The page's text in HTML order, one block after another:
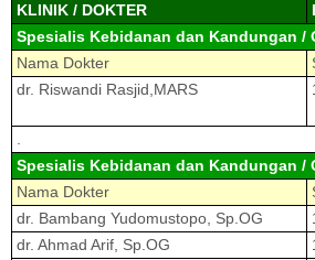
KLINIK / DOKTER
Spesialis Kebidanan dan Kandungan
Nama Dokter
dr. Riswandi Rasjid,MARS
.
Spesialis Kebidanan dan Kandungan
Nama Dokter
dr. Bambang Yudomustopo, Sp.OG
dr. Ahmad Arif, Sp.OG